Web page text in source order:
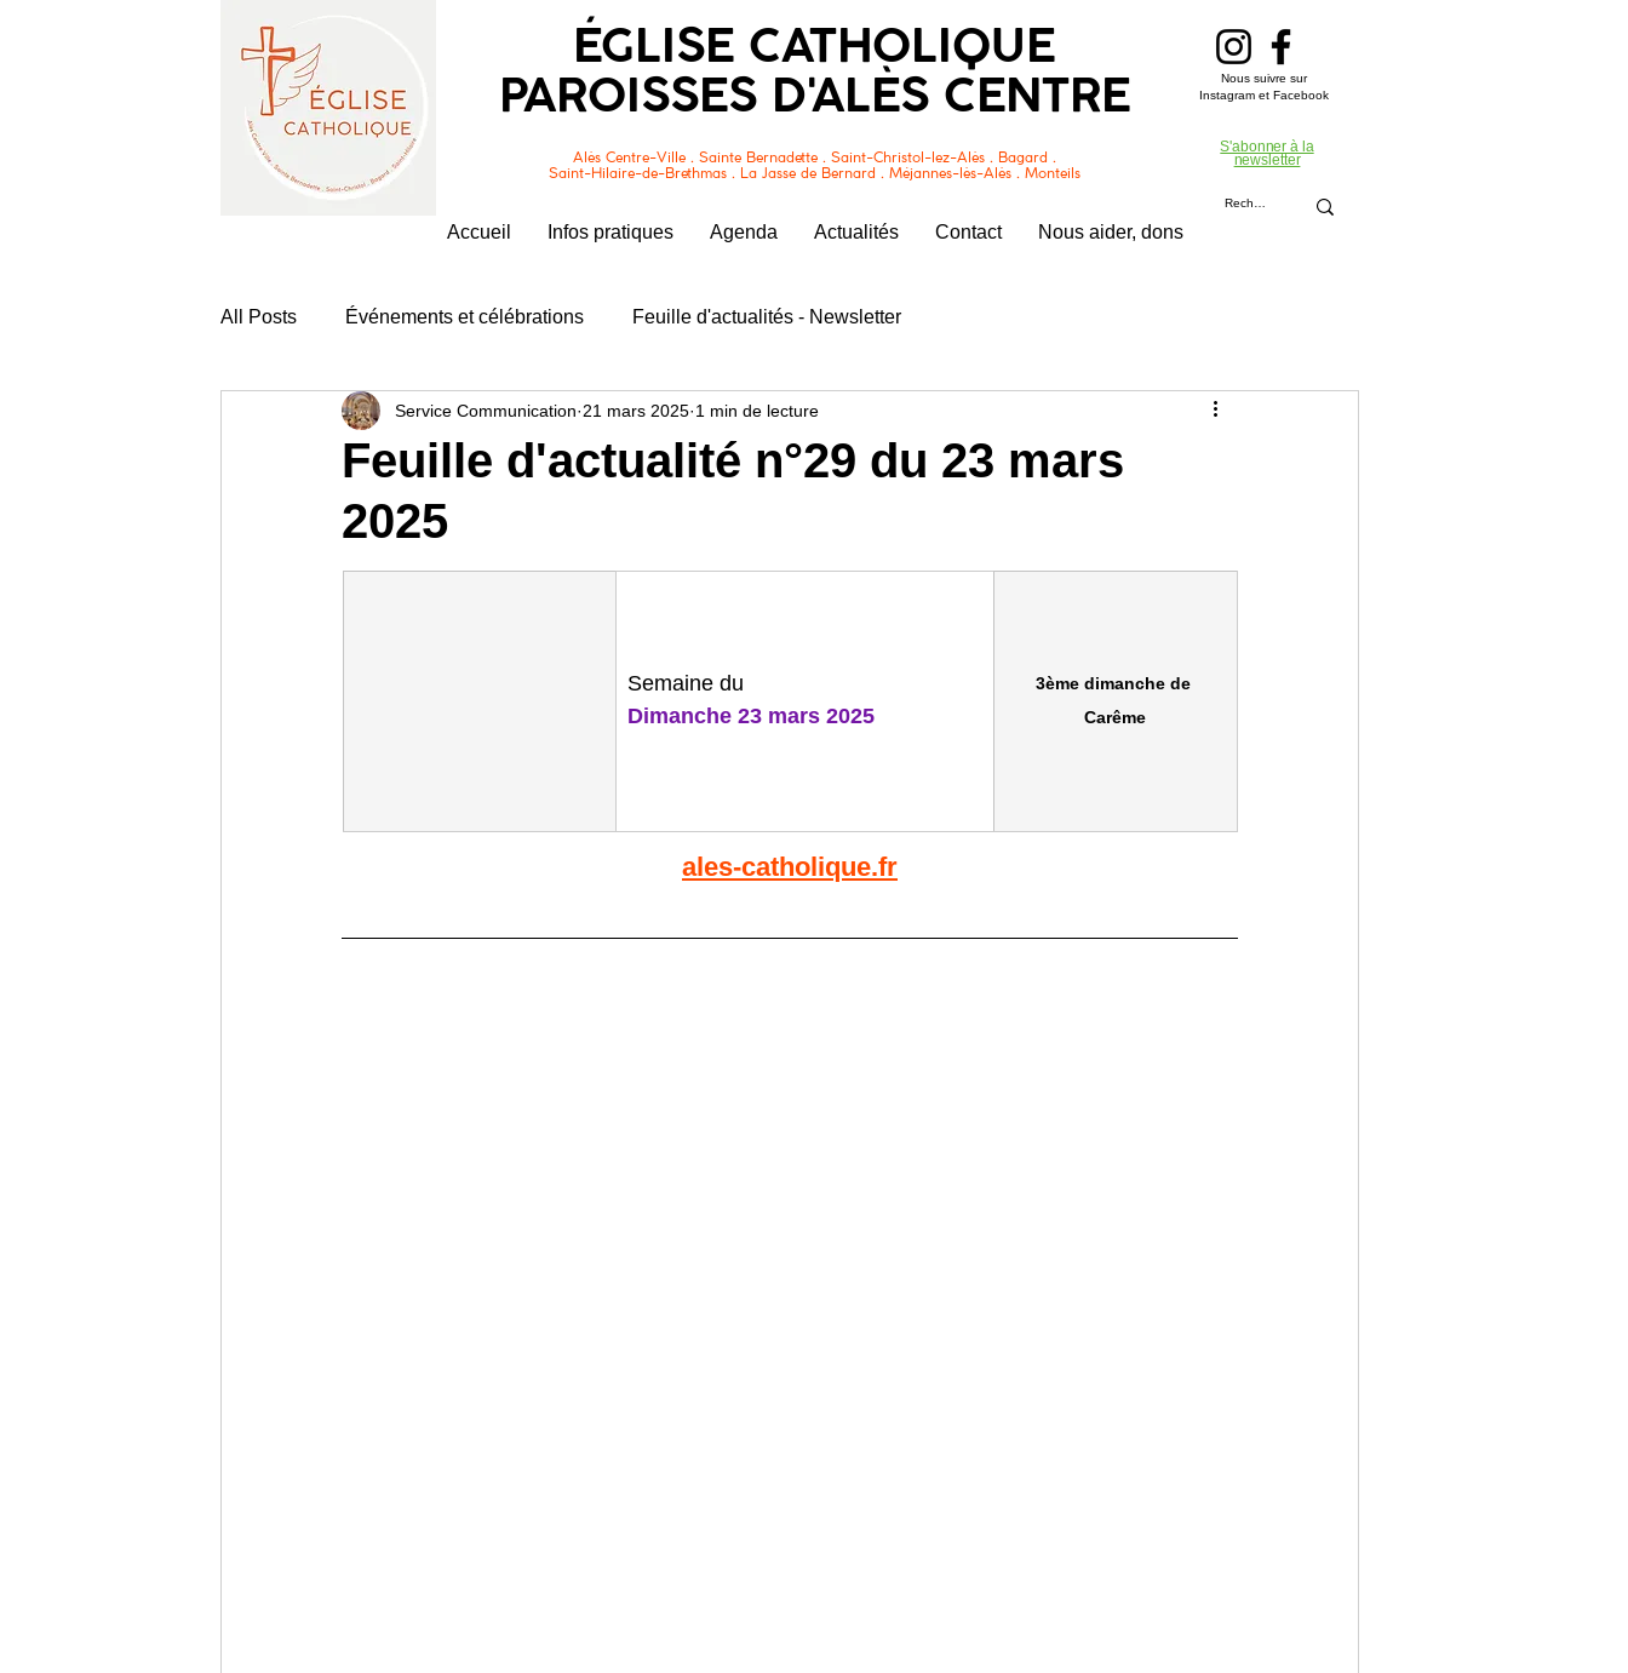
ÉGLISE CATHOLIQUE
PAROISSES D'ALÈS CENTRE
Nous suivre sur
Instagram et Facebook
Alès Centre-Ville . Sainte Bernadette . Saint-Christol-lez-Alès . Bagard .
Saint-Hilaire-de-Brethmas . La Jasse de Bernard . Méjannes-lès-Alès . Monteils
Accueil Infos pratiques Agenda Actualités Contact Nous aider, dons
S'abonner à la
newsletter
All Posts Événements et célébrations Feuille d'actualités - Newsletter
Feuille d'actualité n°29 du 23 mars
2025
Service Communication 21 mars 2025 1 min de lecture
Semaine du
Dimanche 23 mars 2025
3ème dimanche de
Carême
ales-catholique.fr